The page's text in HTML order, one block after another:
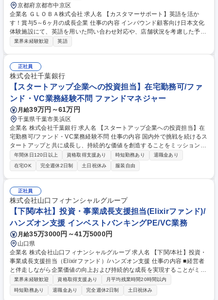
京都府京都市中京区
企業名 ＧＬＯＢＡ株式会社 求人名 【カスタマーサポート】英語を活か
す！賞与5～6ヶ月の成長企業 仕事の内容 インバウンド顧客向け日本文化
体験施設にて、英語を用いた問い合わせ対応や、店舗状況を考慮した予約
調整業務をお任せします 。海外のお客様と関わり事業成長に貢献できます
各店舗のキャパシティやオペレーション状況を的確に把握し、パズルのよ
うに最適な予約枠を組み立てる連携業務が発生します 。欧米系のお客様を
中心に英語を活用しながら、質の高いサービスと店舗運営の円滑化をサポ
ートしていただく、非常にやりがいのある重要なポジションです 。 募集
職種 【カスタマーサポート】英語を活かす！賞与5～6ヶ月の成長企業
業界未経験歓迎 英語
正社員
株式会社千葉銀行
【スタートアップ企業への投資担当】在宅勤務可/ファ
ンド・VC業務経験不問 ファンドマネジャー
月給39万円～61万円
千葉県千葉市美浜区
企業名 株式会社千葉銀行 求人名 【スタートアップ企業への投資担当】在
宅勤務可/ファンド・VC業務経験不問 仕事の内容 国内外で挑戦を続けるス
タートアップと共に成長し、持続的な価値を創造することをミッションに
している「ちばぎんキャピタル」で、全国の優れたスタートアップを対象
にした投資活動をご担当いただきます。 【具体的には】■スタートアップ
企業への投資実行（ソーシング、デューデリジェンス、条件交渉、契約締
結）■投資先企業のモニタリング（事業進捗、ファイナンス支援、経営陣
とのコミュニケーションなど）■IPO、セカンダリー（株式譲渡）など、投
資回収に向けた戦略策定と回収交渉 募集職種 【スタートアップ企業への
投資担当】在宅勤務可/ファンド・VC業務経験不問
年間休日120日以上 資格取得支援あり 時短勤務あり
退職金あり
在宅OK
完全週休2日制 土日祝休み 服装自由
正社員
株式会社山口フィナンシャルグループ
【下関/本社】投資・事業成長支援担当(Elixirファンド)/
ハンズオン支援 インベストバンキングPE/VC業務
月給35万3000円～41万5000円
山口県
企業名 株式会社山口フィナンシャルグループ 求人名 【下関/本社】投資・
事業成長支援担当（Elixirファンド）/ハンズオン支援 仕事の内容 ■経営者
と伴走しながら企業価値の向上および持続的な成長を実現することがミッ
ション。課題の特定から戦略策定、実行支援まで一貫して関与し「成長を
実現する投資」の体現を担っていただきます。 【具体的には】■投資先企
業の経営・事業課題の把握および整理 ■事業計画・成長戦略の策定支援 ■
業界未経験歓迎 資格取得支援あり
月平均残業時間20時間以内
時短勤務あり
退職金あり 完全週休2日制 土日祝休み